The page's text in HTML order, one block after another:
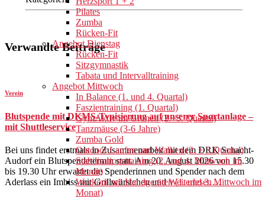
Pilates
Zumba
Rücken-Fit
Angebot Dienstag
Rücken-Fit
Sitzgymnastik
Tabata und Intervalltraining
Angebot Mittwoch
In Balance (1. und 4. Quartal)
Faszientraining (1. Quartal)
GymAktiv im Grünen (2.+3. Quartal)
Tanzmäuse (3-6 Jahre)
Zumba Gold
Outdoor Laufen und Walken (2. + 3.Quartal)
Stabilisationstraining (2. und 4. Mittwoch im
Monat)
Workout mit Handgeräten (1. und 3. Mittwoch im
Monat)
Verwandte Beiträge
Verein
Blutspende mit DKMS-Typisierung auf unserer Sportanlage –
mit Shuttleservice
Bei uns findet erstmals in Zusammenarbeit mit dem DRK Schacht-
Audorf ein Blutspendetermin statt. Am 20. August 2026 von 15.30
bis 19.30 Uhr erwartet die Spenderinnen und Spender nach dem
Aderlass ein Imbiss mit Grillwürstchen undWeiterlesen…